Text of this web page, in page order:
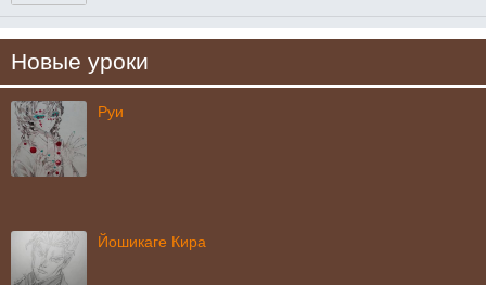
Новые уроки
Руи
Йошикаге Кира